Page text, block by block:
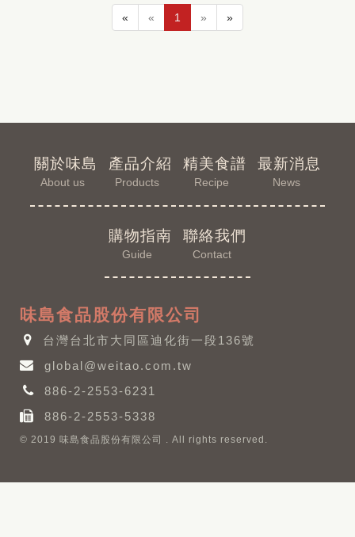
« « 1 » »
關於味島
About us
產品介紹
Products
精美食譜
Recipe
最新消息
News
購物指南
Guide
聯絡我們
Contact
味島食品股份有限公司
台灣台北市大同區迪化街一段136號
global@weitao.com.tw
886-2-2553-6231
886-2-2553-5338
© 2019 味島食品股份有限公司 . All rights reserved.